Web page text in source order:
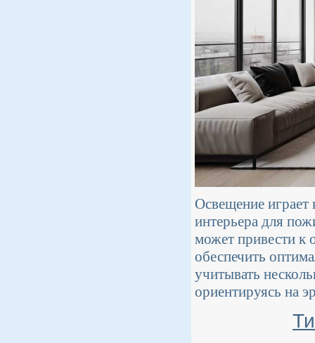
Освещение играет
интерьера для
может привести к
обеспечить
учитывать
ориентируясь на